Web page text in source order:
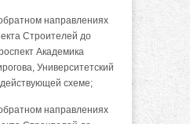
направлениях
Строителей до
Академика
Университетский
схеме;
направлениях